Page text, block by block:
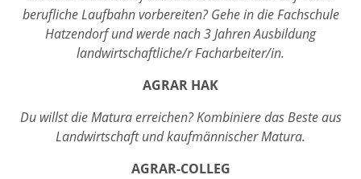
berufliche Laufbahn vorbereiten? Gehe in die Fachschule
Hatzendorf und werde nach 3 Jahren Ausbildung
landwirtschaftliche/r Facharbeiter/in.
AGRAR HAK
Du willst die Matura erreichen? Kombiniere das Beste aus
Landwirtschaft und kaufmännischer Matura.
AGRAR-COLLEG